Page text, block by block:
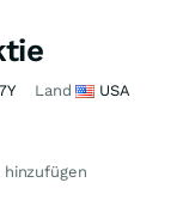
Land USA
hinzufügen